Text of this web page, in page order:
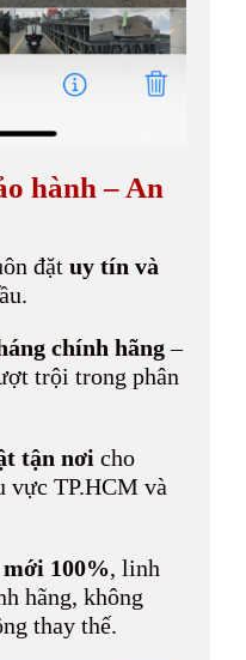
hành – An
đặt uy tín và
chính hãng–
trội trong phân
tận nơi cho
vực TP.HCM và
100%, linh
hãng, không
thay thế.